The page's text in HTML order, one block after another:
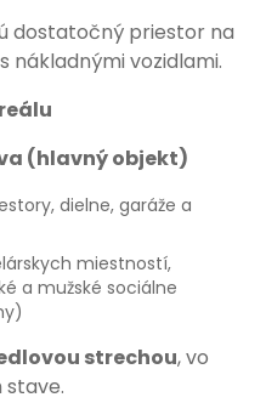
dostatočný priestor na
nákladnými vozidlami.
(hlavný objekt)
dielne, garáže a
miestností,
a mužské sociálne
strechou, vo